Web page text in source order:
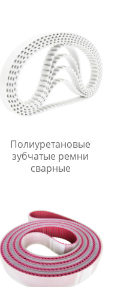
Полиуретановые
зубчатые ремни
сварные